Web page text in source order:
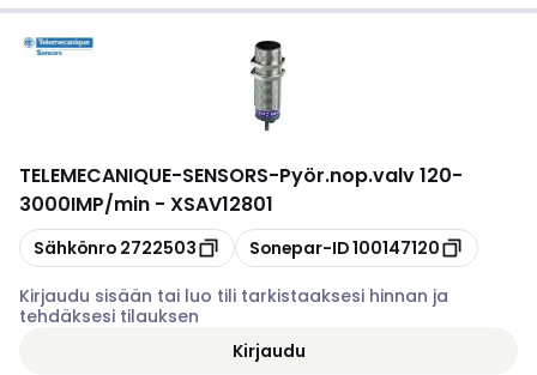
TELEMECANIQUE-SENSORS-Pyör.nop.valv 120-
3000IMP/min - XSAV12801
Kopioi
Sähkönro 2722503 Kopioi
Sonepar-ID100147120
Kirjaudu sisään tai luo tili tarkistaaksesi hinnan ja
tehdäksesi tilauksen
Kirjaudu